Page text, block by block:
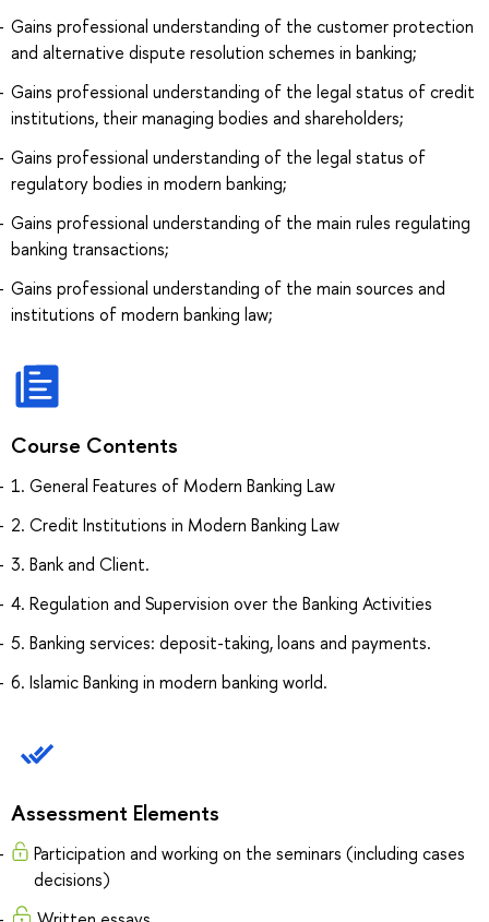
Gains professional understanding of the customer protection
and alternative dispute resolution schemes in banking;
Gains professional understanding of the legal status of credit
institutions, their managing bodies and shareholders;
Gains professional understanding of the legal status of
regulatory bodies in modern banking;
Gains professional understanding of the main rules regulating
banking transactions;
Gains professional understanding of the main sources and
institutions of modern banking law;
Course Contents
1. General Features of Modern Banking Law
2. Credit Institutions in Modern Banking Law
3. Bank and Client.
4. Regulation and Supervision over the Banking Activities
5. Banking services: deposit-taking, loans and payments.
6. Islamic Banking in modern banking world.
Assessment Elements
Participation and working on the seminars (including cases
decisions)